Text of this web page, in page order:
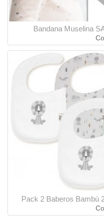
Bandana Muselina
Pack 2 Baberos Bambú